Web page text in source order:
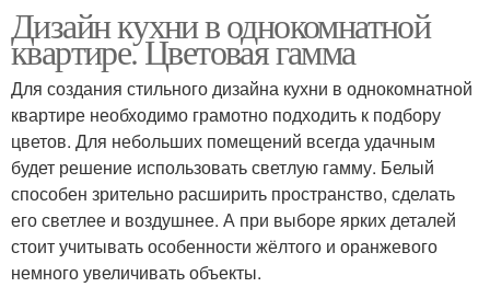
Дизайн кухни в однокомнатной
квартире. Цветовая гамма
Для создания стильного дизайна кухни в однокомнатной
квартире необходимо грамотно подходить к подбору
цветов. Для небольших помещений всегда удачным
будет решение использовать светлую гамму. Белый
способен зрительно расширить пространство, сделать
его светлее и воздушнее. А при выборе ярких деталей
стоит учитывать особенности жёлтого и оранжевого
немного увеличивать объекты.